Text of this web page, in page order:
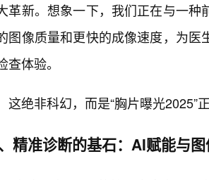
革新。想象一下，我们正在与一
图像质量和更快的成像速度，为
查体验。
这绝非科幻，而是“胸片曝光2025”
精准诊断的基石：AI赋能与